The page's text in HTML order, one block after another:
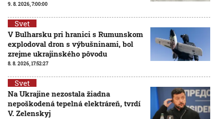
9. 8. 2026, 7:00:00
Svet
V Bulharsku pri hranici s Rumunskom
explodoval dron s výbušninami, bol
zrejme ukrajinského pôvodu
8. 8. 2026, 17:52:27
Svet
Na Ukrajine nezostala žiadna
nepoškodená tepelná elektráreň, tvrdí
V. Zelenskyj